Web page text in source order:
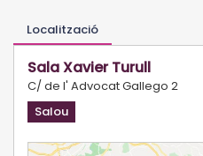
Localització
Sala Xavier Turull
C/ de l' Advocat Gallego 2
Salou